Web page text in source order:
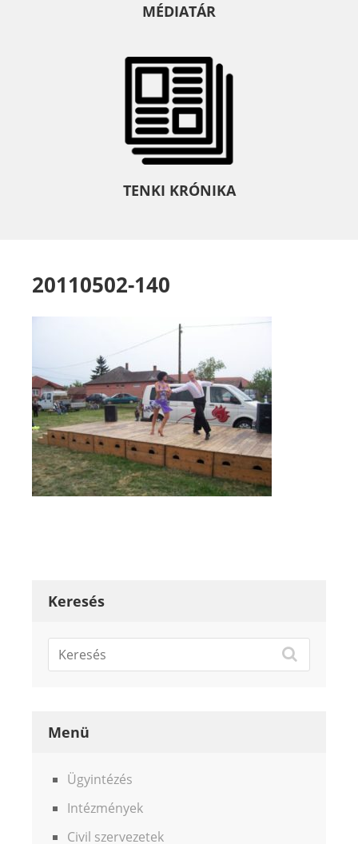
MÉDIATÁR
TENKI KRÓNIKA
20110502-140
Keresés
Menü
Ügyintézés
Intézmények
Civil szervezetek